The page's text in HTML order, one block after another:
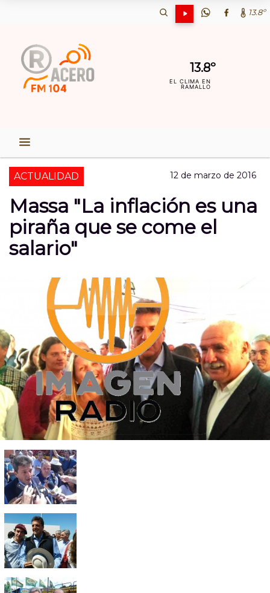
13.8º
13.8º
EL CLIMA EN
RAMALLO
ACTUALIDAD 12 de marzo de 2016
Massa "La inflación es una
piraña que se come el
salario"